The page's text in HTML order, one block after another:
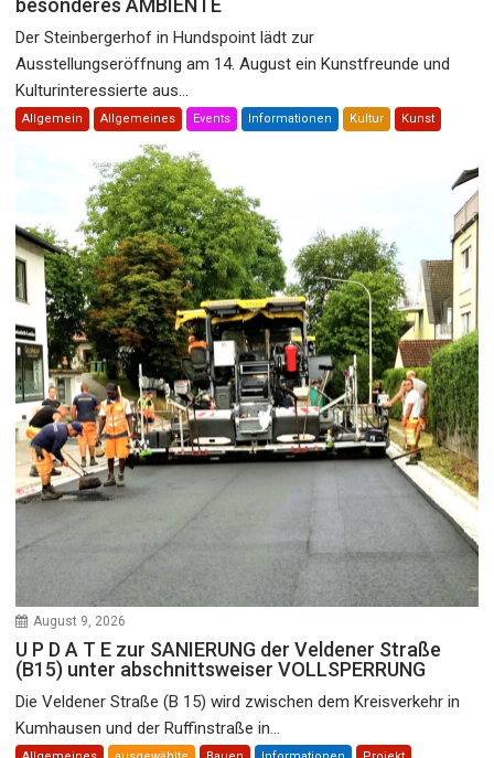
besonderes AMBIENTE
Der Steinbergerhof in Hundspoint lädt zur
Ausstellungseröffnung am 14. August ein Kunstfreunde und
Kulturinteressierte aus...
Allgemein Allgemeines Events Informationen Kultur Kunst
August 9, 2026
U P D A T E zur SANIERUNG der Veldener Straße
(B15) unter abschnittsweiser VOLLSPERRUNG
Die Veldener Straße (B 15) wird zwischen dem Kreisverkehr in
Kumhausen und der Ruffinstraße in...